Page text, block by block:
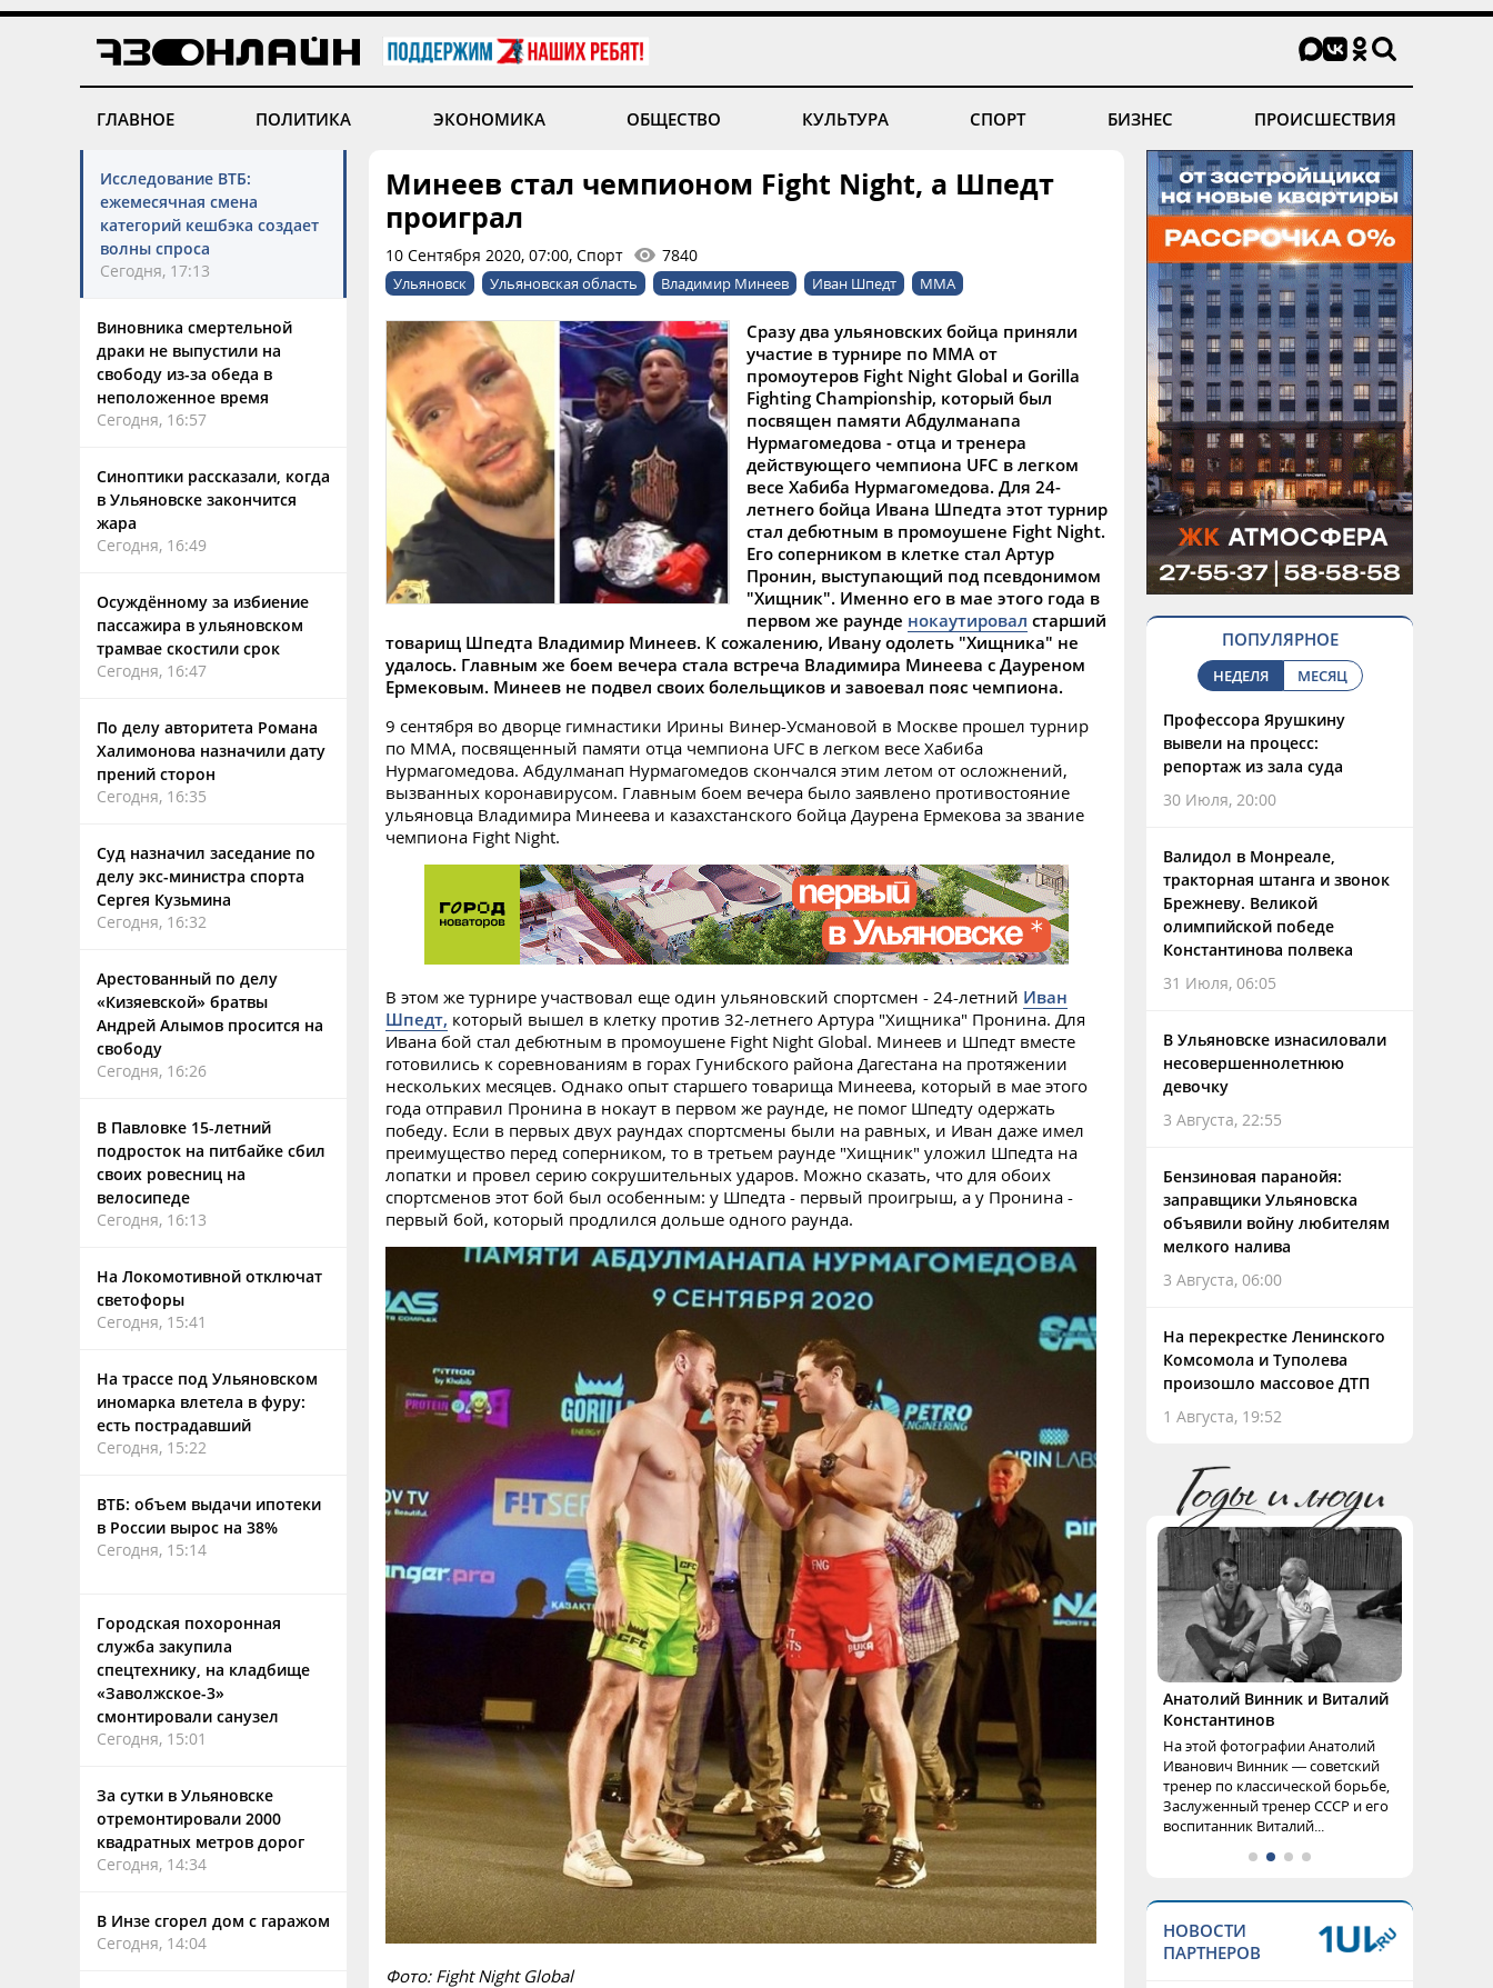
ГЛАВНОЕ ПОЛИТИКА ЭКОНОМИКА ОБЩЕСТВО КУЛЬТУРА СПОРТ БИЗНЕС ПРОИСШЕСТВИЯ
Исследование ВТБ:
ежемесячная смена
категорий кешбэка создает
волны спроса
Сегодня, 17:13
Виновника смертельной
драки не выпустили на
свободу из-за обеда в
неположенное время
Сегодня, 16:57
Синоптики рассказали, когда
в Ульяновске закончится
жара
Сегодня, 16:49
Осуждённому за избиение
пассажира в ульяновском
трамвае скостили срок
Сегодня, 16:47
По делу авторитета Романа
Халимонова назначили дату
прений сторон
Сегодня, 16:35
Суд назначил заседание по
делу экс-министра спорта
Сергея Кузьмина
Сегодня, 16:32
Арестованный по делу
«Кизяевской» братвы
Андрей Алымов просится на
свободу
Сегодня, 16:26
В Павловке 15-летний
подросток на питбайке сбил
своих ровесниц на
велосипеде
Сегодня, 16:13
На Локомотивной отключат
светофоры
Сегодня, 15:41
На трассе под Ульяновском
иномарка влетела в фуру:
есть пострадавший
Сегодня, 15:22
ВТБ: объем выдачи ипотеки
в России вырос на 38%
Сегодня, 15:14
Городская похоронная
служба закупила
спецтехнику, на кладбище
«Заволжское-3»
смонтировали санузел
Сегодня, 15:01
За сутки в Ульяновске
отремонтировали 2000
квадратных метров дорог
Сегодня, 14:34
В Инзе сгорел дом с гаражом
Сегодня, 14:04
Минеев стал чемпионом Fight Night, а Шпедт
проиграл
10 Сентября 2020, 07:00, Спорт 7840
Ульяновск Ульяновская область Владимир Минеев Иван Шпедт ММА
Сразу два ульяновских бойца приняли
участие в турнире по ММА от
промоутеров Fight Night Global и Gorilla
Fighting Championship, который был
посвящен памяти Абдулманапа
Нурмагомедова - отца и тренера
действующего чемпиона UFC в легком
весе Хабиба Нурмагомедова. Для 24-
летнего бойца Ивана Шпедта этот турнир
стал дебютным в промоушене Fight Night.
Его соперником в клетке стал Артур
Пронин, выступающий под псевдонимом
"Хищник". Именно его в мае этого года в
первом же раунде нокаутировал старший
товарищ Шпедта Владимир Минеев. К сожалению, Ивану одолеть "Хищника" не
удалось. Главным же боем вечера стала встреча Владимира Минеева с Дауреном
Ермековым. Минеев не подвел своих болельщиков и завоевал пояс чемпиона.
9 сентября во дворце гимнастики Ирины Винер-Усмановой в Москве прошел турнир
по ММА, посвященный памяти отца чемпиона UFC в легком весе Хабиба
Нурмагомедова. Абдулманап Нурмагомедов скончался этим летом от осложнений,
вызванных коронавирусом. Главным боем вечера было заявлено противостояние
ульяновца Владимира Минеева и казахстанского бойца Даурена Ермекова за звание
чемпиона Fight Night.
В этом же турнире участвовал еще один ульяновский спортсмен - 24-летний Иван
Шпедт, который вышел в клетку против 32-летнего Артура "Хищника" Пронина. Для
Ивана бой стал дебютным в промоушене Fight Night Global. Минеев и Шпедт вместе
готовились к соревнованиям в горах Гунибского района Дагестана на протяжении
нескольких месяцев. Однако опыт старшего товарища Минеева, который в мае этого
года отправил Пронина в нокаут в первом же раунде, не помог Шпедту одержать
победу. Если в первых двух раундах спортсмены были на равных, и Иван даже имел
преимущество перед соперником, то в третьем раунде "Хищник" уложил Шпедта на
лопатки и провел серию сокрушительных ударов. Можно сказать, что для обоих
спортсменов этот бой был особенным: у Шпедта - первый проигрыш, а у Пронина -
первый бой, который продлился дольше одного раунда.
Фото: Fight Night Global
ПОПУЛЯРНОЕ
НЕДЕЛЯ МЕСЯЦ
Профессора Ярушкину
вывели на процесс:
репортаж из зала суда
30 Июля, 20:00
Валидол в Монреале,
тракторная штанга и звонок
Брежневу. Великой
олимпийской победе
Константинова полвека
31 Июля, 06:05
В Ульяновске изнасиловали
несовершеннолетнюю
девочку
3 Августа, 22:55
Бензиновая паранойя:
заправщики Ульяновска
объявили войну любителям
мелкого налива
3 Августа, 06:00
На перекрестке Ленинского
Комсомола и Туполева
произошло массовое ДТП
1 Августа, 19:52
Анатолий Винник и Виталий
Константинов
На этой фотографии Анатолий
Иванович Винник — советский
тренер по классической борьбе,
Заслуженный тренер СССР и его
воспитанник Виталий...
НОВОСТИ
ПАРТНЕРОВ